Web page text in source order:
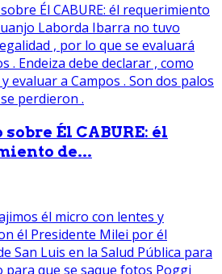
Él CABURE: él
de...